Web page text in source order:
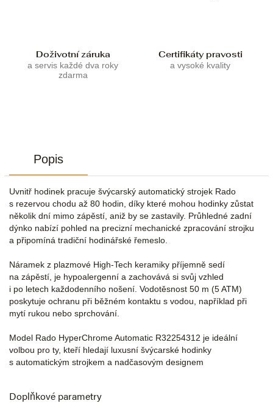
Doživotní záruka
a servis každé dva roky
zdarma
Certifikáty pravosti
a vysoké kvality
Popis
Uvnitř hodinek pracuje švýcarský automatický strojek Rado
s rezervou chodu až 80 hodin, díky které mohou hodinky zůstat
několik dní mimo zápěstí, aniž by se zastavily. Průhledné zadní
dýnko nabízí pohled na precizní mechanické zpracování strojku
a připomíná tradiční hodinářské řemeslo.
Náramek z plazmové High-Tech keramiky příjemně sedí
na zápěstí, je hypoalergenní a zachovává si svůj vzhled
i po letech každodenního nošení. Vodotěsnost 50 m (5 ATM)
poskytuje ochranu při běžném kontaktu s vodou, například při
mytí rukou nebo sprchování.
Model Rado HyperChrome Automatic R32254312 je ideální
volbou pro ty, kteří hledají luxusní švýcarské hodinky
s automatickým strojkem a nadčasovým designem
Doplňkové parametry